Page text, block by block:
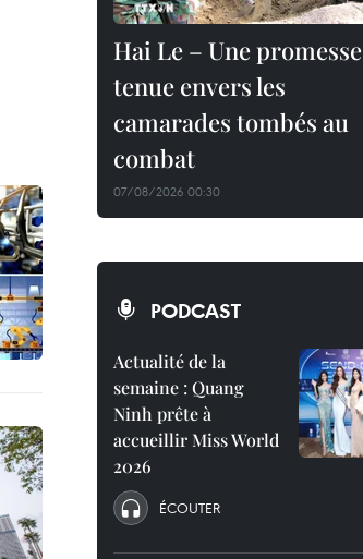
Hai Le – Une promesse
tenue envers les
camarades tombés au
combat
07/08/2026 00:30
PODCAST
Actualité de la
semaine : Quang
Ninh prête à
accueillir Miss World
2026
ÉCOUTER